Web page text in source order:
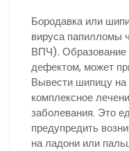
Бородавка или
вируса папилломы
ВПЧ). Образование
дефектом, может
Вывести шипицу
комплексное
заболевания. Это
предупредить
на ладони или